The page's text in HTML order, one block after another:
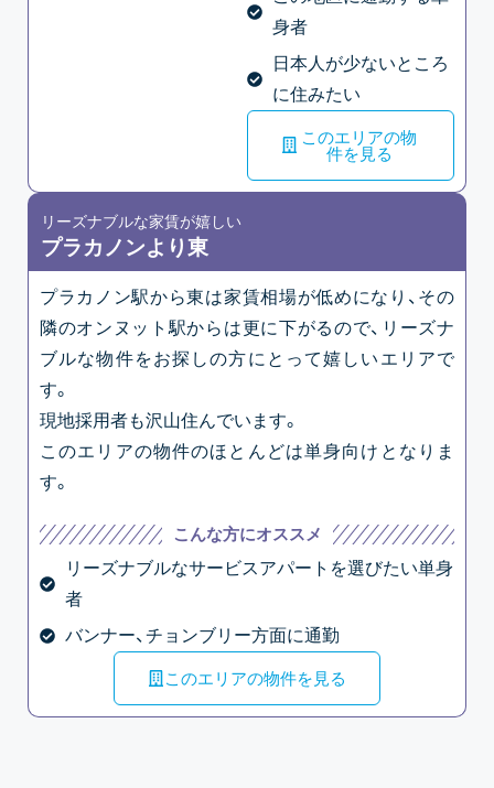
身者
日本人が少ないところ
に住みたい
このエリアの物
件を見る
リーズナブルな家賃が嬉しい
プラカノンより東
プラカノン駅から東は家賃相場が低めになり、その
隣のオンヌット駅からは更に下がるので、リーズナ
ブルな物件をお探しの方にとって嬉しいエリアで
す。
現地採用者も沢山住んでいます。
このエリアの物件のほとんどは単身向けとなりま
す。
こんな方にオススメ
リーズナブルなサービスアパートを選びたい単身
者
バンナー、チョンブリー方面に通勤
このエリアの物件を見る